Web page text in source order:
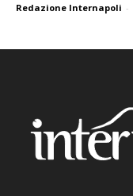
Redazione Internapoli -